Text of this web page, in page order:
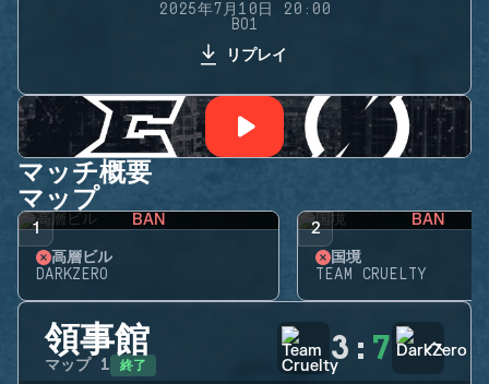
2025年7月10日 20:00
BO1
リプレイ
マッチ概要
マップ
1 BAN
高層ビル
DARKZERO
2 BAN
国境
TEAM CRUELTY
領事館
マップ 1 終了 3 : 7